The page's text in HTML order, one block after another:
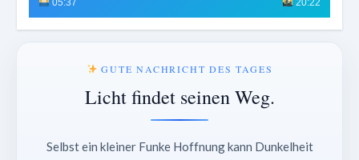
GUTE NACHRICHT DES TAGES
Licht findet seinen Weg.
Selbst ein kleiner Funke Hoffnung kann Dunkelheit